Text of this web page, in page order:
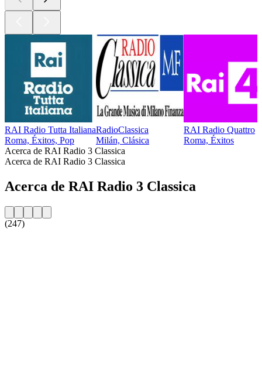
RAI Radio Tutta Italiana
Roma, Éxitos, Pop
RadioClassica
Milán, Clásica
RAI Radio Quattro
Roma, Éxitos
Acerca de RAI Radio 3 Classica
Acerca de RAI Radio 3 Classica
Acerca de RAI Radio 3 Classica
(247)